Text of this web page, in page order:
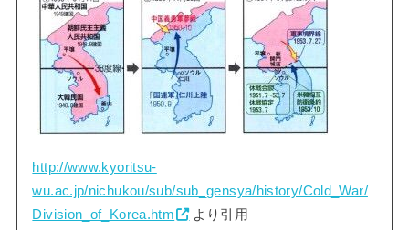
http://www.kyoritsu-
wu.ac.jp/nichukou/sub/sub_gensya/history/Cold_War/
Division_of_Korea.htm
より引用